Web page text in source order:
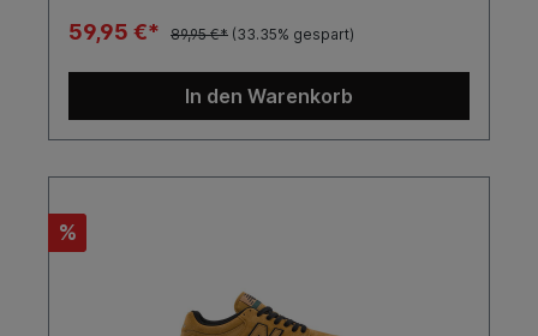
59,95 €* 89,95 €* (33.35% gespart)
In den Warenkorb
%